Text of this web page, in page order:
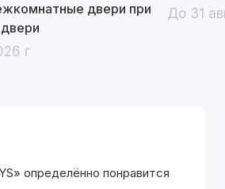
двери при
г
До 31
определённо понравится